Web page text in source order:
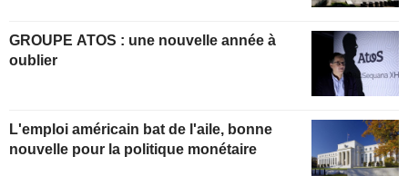
GROUPE ATOS : une nouvelle année à
oublier
L'emploi américain bat de l'aile, bonne
nouvelle pour la politique monétaire